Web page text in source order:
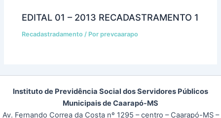
EDITAL 01 – 2013 RECADASTRAMENTO 1
Recadastradamento / Porprevcaarapo
Instituto de Previdência Social dos Servidores Públicos
Municipais de Caarapó-MS
Av. Fernando Correa da Costa nº 1295 – centro – Caarapó-MS –